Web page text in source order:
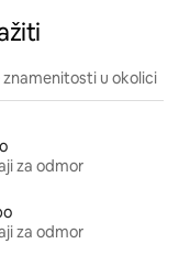
u okolici
za odmor
za odmor